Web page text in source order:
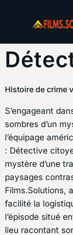
Histoire de crime
S’engageant
sombres d’un
l’équipage
: Détective
mystère d’une
paysages
Films.Solutions,
facilité la
l’épisode situé
lieu racontant